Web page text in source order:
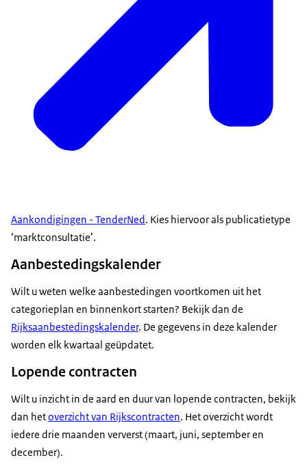
Aankondigingen - TenderNed. Kies hiervoor als publicatietype
‘marktconsultatie’.
Aanbestedingskalender
Wilt u weten welke aanbestedingen voortkomen uit het
categorieplan en binnenkort starten? Bekijk dan de
Rijksaanbestedingskalender. De gegevens in deze kalender
worden elk kwartaal geüpdatet.
Lopende contracten
Wilt u inzicht in de aard en duur van lopende contracten, bekijk
dan hetoverzicht van Rijkscontracten. Het overzicht wordt
iedere drie maanden ververst (maart, juni, september en
december).